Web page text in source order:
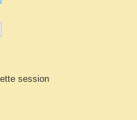
session